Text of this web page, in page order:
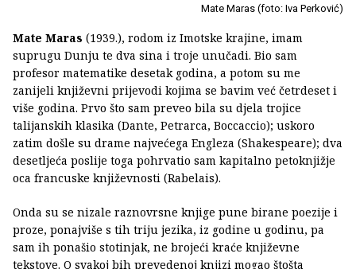
Mate Maras (foto: Iva Perković)
Mate Maras (1939.), rodom iz Imotske krajine, imam
suprugu Dunju te dva sina i troje unučadi. Bio sam
profesor matematike desetak godina, a potom su me
zanijeli književni prijevodi kojima se bavim već četrdeset i
više godina. Prvo što sam preveo bila su djela trojice
talijanskih klasika (Dante, Petrarca, Boccaccio); uskoro
zatim došle su drame najvećega Engleza (Shakespeare); dva
desetljeća poslije toga pohrvatio sam kapitalno petoknjižje
oca francuske književnosti (Rabelais).
Onda su se nizale raznovrsne knjige pune birane poezije i
proze, ponajviše s tih triju jezika, iz godine u godinu, pa
sam ih ponašio stotinjak, ne brojeći kraće književne
tekstove. O svakoj bih prevedenoj knjizi mogao štošta